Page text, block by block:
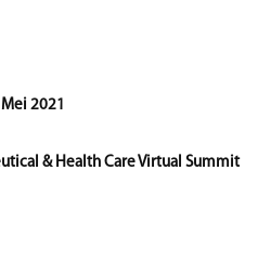
2021
& Health Care Virtual Summit